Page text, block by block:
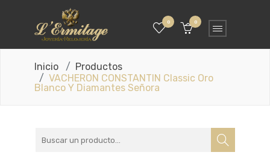
0 0
Inicio
Productos
VACHERON CONSTANTIN Classic Oro
Blanco Y Diamantes Señora